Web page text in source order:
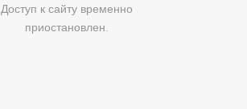
Доступ к сайту временно
приостановлен.